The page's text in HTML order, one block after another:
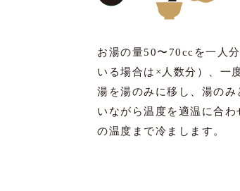
お湯の量50〜70ccを一人
いる場合は×人数分）、一
湯を湯のみに移し、湯のみ
いながら温度を適温に合わ
の温度まで冷まします。